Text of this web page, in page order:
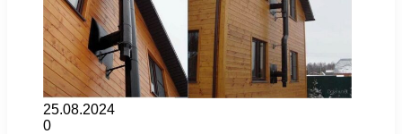
25.08.2024
0